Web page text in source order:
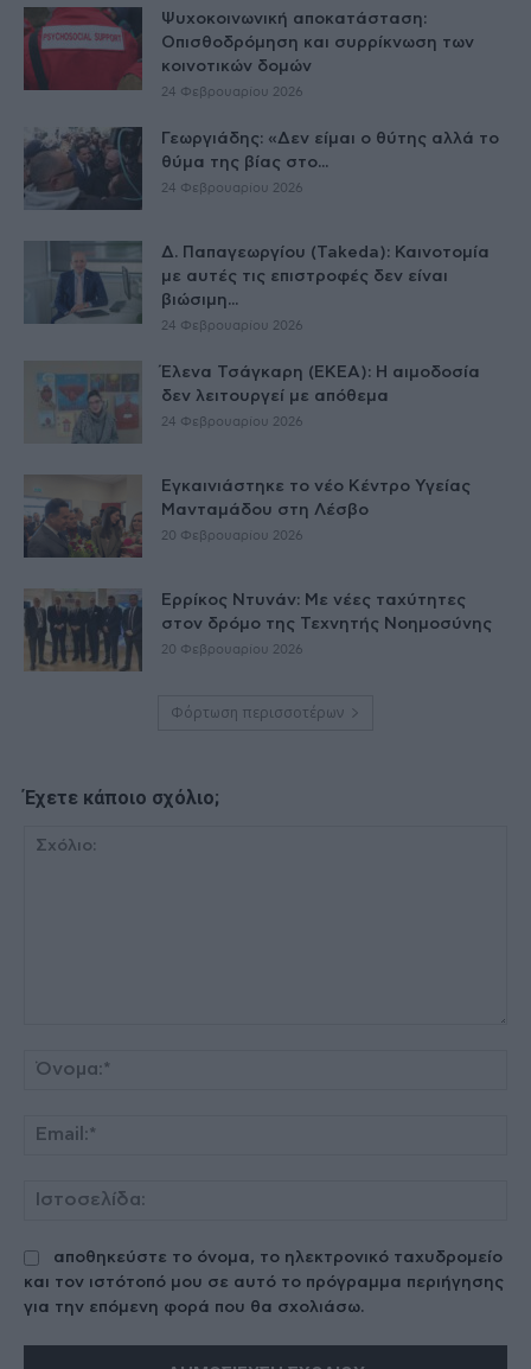
Ψυχοκοινωνική αποκατάσταση:
Οπισθοδρόμηση και συρρίκνωση των
κοινοτικών δομών
24 Φεβρουαρίου 2026
Γεωργιάδης: «Δεν είμαι ο θύτης αλλά το
θύμα της βίας στο...
24 Φεβρουαρίου 2026
Δ. Παπαγεωργίου (Takeda): Καινοτομία
με αυτές τις επιστροφές δεν είναι
βιώσιμη...
24 Φεβρουαρίου 2026
Έλενα Τσάγκαρη (ΕΚΕΑ): Η αιμοδοσία
δεν λειτουργεί με απόθεμα
24 Φεβρουαρίου 2026
Εγκαινιάστηκε το νέο Κέντρο Υγείας
Μανταμάδου στη Λέσβο
20 Φεβρουαρίου 2026
Ερρίκος Ντυνάν: Με νέες ταχύτητες
στον δρόμο της Τεχνητής Νοημοσύνης
20 Φεβρουαρίου 2026
Φόρτωση περισσοτέρων
Έχετε κάποιο σχόλιο;
αποθηκεύστε το όνομα, το ηλεκτρονικό ταχυδρομείο
και τον ιστότοπό μου σε αυτό το πρόγραμμα περιήγησης
για την επόμενη φορά που θα σχολιάσω.